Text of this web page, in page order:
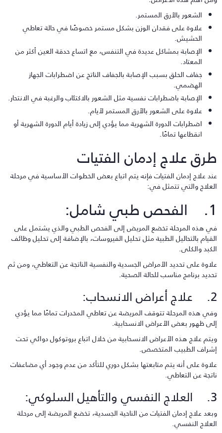
الشعور بالأرق المستمر.
علاوة على فقدان الوزن بشكل مستمر خصوصًا في حالة تعاطي
الحشيش.
الإصابة بمشاكل عديدة في التنفس، مع اتساع حدقة العين أكثر من
المعتاد.
جفاف الحلق بسبب الإصابة بالجفاف الناتج عن اضطرابات الجهاز
الهضمي.
الإصابة باضطرابات نفسية مثل الشعور بالاكتئاب والرغبة في الانتحار.
علاوة على الشعور بالأرق المستمر لأيام.
اضطرابات الدورة الشهرية مما يؤدي إلى زيادة أيام الدورة الشهرية أو
انقطاعها تمامًا.
علاج إدمان الفتيات
علاج إدمان الفتيات فإنه يتم اتباع بعض الخطوات الأساسية في مرحلة
والتي تتمثل في:
هذه المرحلة تخضع المريض إلى الفحص الطبي والذي يشتمل على
بالتحاليل الطبية مثل تحليل الفيروسات، بالإضافة إلى تحليل وظائف
والكلى.
على تحديد الأمراض الجسدية والنفسية الناتجة عن التعاطي، ومن ثم
برنامج مناسب للحالة الصحية.
هذه المرحلة تتوقف المريضة عن تعاطي المخدرات تمامًا مما يؤدي
ظهور بعض الأعراض الانسحابية.
علاج هذه الأعراض الانسحابية من خلال اتباع بروتوكول دوائي تحت
الطبيب المتخصص.
على أنه يتم متابعتها بشكل دوري للتأكد من عدم وجود أي مضاعفات
عن التعاطي.
علاج إدمان الفتيات من الناحية الجسدية، تخضع المريضة إلى مرحلة
النفسي.